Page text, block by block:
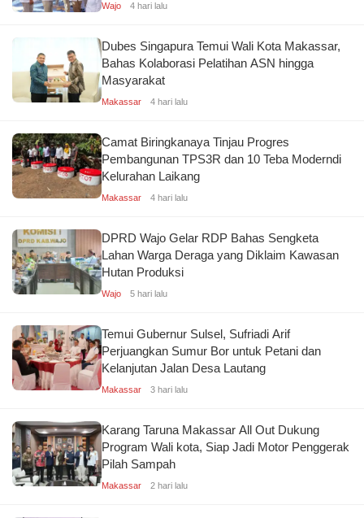
Wajo 4 hari lalu
Dubes Singapura Temui Wali Kota Makassar,
Bahas Kolaborasi Pelatihan ASN hingga
Masyarakat
Makassar 4 hari lalu
Camat Biringkanaya Tinjau Progres
Pembangunan TPS3R dan 10 Teba Moderndi
Kelurahan Laikang
Makassar 4 hari lalu
DPRD Wajo Gelar RDP Bahas Sengketa
Lahan Warga Deraga yang Diklaim Kawasan
Hutan Produksi
Wajo 5 hari lalu
Temui Gubernur Sulsel, Sufriadi Arif
Perjuangkan Sumur Bor untuk Petani dan
Kelanjutan Jalan Desa Lautang
Makassar 3 hari lalu
Karang Taruna Makassar All Out Dukung
Program Wali kota, Siap Jadi Motor Penggerak
Pilah Sampah
Makassar 2 hari lalu